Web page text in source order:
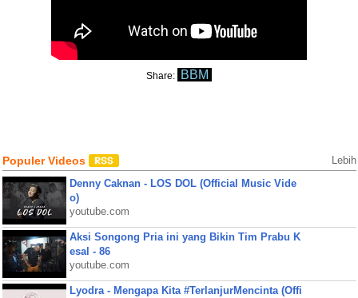
Share: BBM
Populer Videos Lebih
Denny Caknan - LOS DOL (Official Music Vide
o)
youtube.com
Aksi Songong Pria ini yang Bikin Tim Prabu K
esal - 86
youtube.com
Lyodra - Mengapa Kita #TerlanjurMencinta (Offi